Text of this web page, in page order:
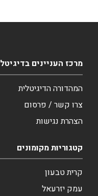
מרכז העניינים בדיגיטל
המהדורה הדיגיטלית
צרו קשר / פרסום
הצהרת נגישות
קטגוריות מקומונים
קרית טבעון
עמק יזרעאל